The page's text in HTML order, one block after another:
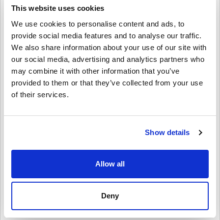
This website uses cookies
We use cookies to personalise content and ads, to
provide social media features and to analyse our traffic.
We also share information about your use of our site with
our social media, advertising and analytics partners who
may combine it with other information that you’ve
provided to them or that they’ve collected from your use
of their services.
Show details
Allow all
Deny
¿Cómo canjear la tarjeta PSN de 200 SEK - PlayStation
Network Suecia?
1️⃣ Inicia sesión en tu cuenta de PSN: accede a través de la consola
o del sitio web de PlayStation Store.
2️⃣ Ve a "Canjear códigos": se encuentra en el menú de PlayStation
Store.
3️⃣ Ingresa tu código digital: Introduce el código de 12 dígitos que
recibiste tras la compra.
PlayStation Network Suecia!
Accede de forma rápida y segura a PlayStation Store y disfruta de
gusto. Consigue ya tu clave digital de la tarjeta PSN Card de 200
SEK - PlayStation Network Suecia en Livecards.net y empieza a